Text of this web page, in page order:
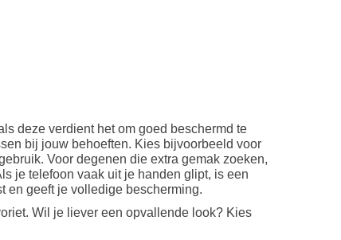
deze verdient het om goed beschermd te
bij jouw behoeften. Kies bijvoorbeeld voor
Voor degenen die extra gemak zoeken,
je telefoon vaak uit je handen glipt, is een
en geeft je volledige bescherming.
Wil je liever een opvallende look? Kies